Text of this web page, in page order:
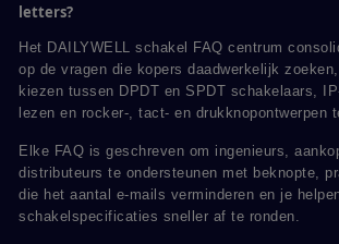
letters?
Het DAILYWELL schakel FAQ centrum
op de vragen die kopers daadwerkelijk
kiezen tussen DPDT en SPDT schakelaars,
lezen en rocker-, tact- en drukknopontwerpen
Elke FAQ is geschreven om ingenieurs,
distributeurs te ondersteunen met beknopte,
die het aantal e-mails verminderen en je
schakelspecificaties sneller af te ronden.